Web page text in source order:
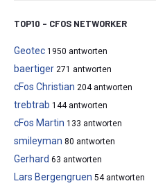
TOP10 – CFOS NETWORKER
Geotec 1950 antworten
baertiger 271 antworten
cFos Christian 204 antworten
trebtrab 144 antworten
cFos Martin 133 antworten
smileyman 80 antworten
Gerhard 63 antworten
Lars Bergengruen 54 antworten